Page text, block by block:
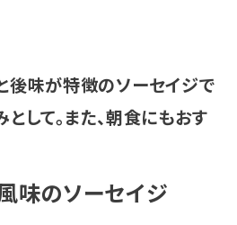
後味が特徴のソーセイジで
して。また、朝食にもおす
味のソーセイジ